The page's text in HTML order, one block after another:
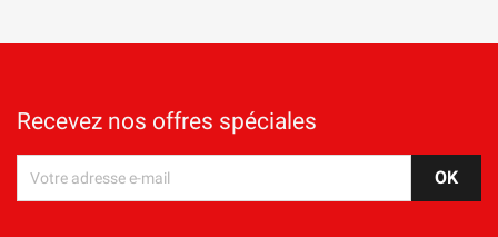
Recevez nos offres spéciales